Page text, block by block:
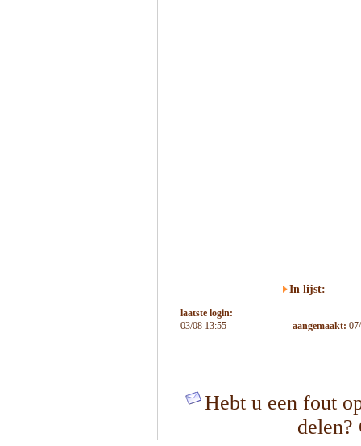
In lijst:
laatste login:
03/08 13:55
aangemaakt:
Hebt u een fout